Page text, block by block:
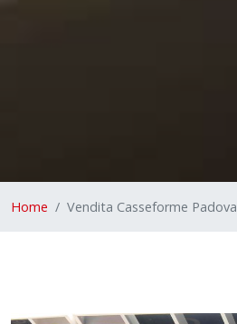
Home Vendita Casseforme Padova